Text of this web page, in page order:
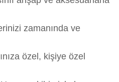
zamanında ve
özel, kişiye özel